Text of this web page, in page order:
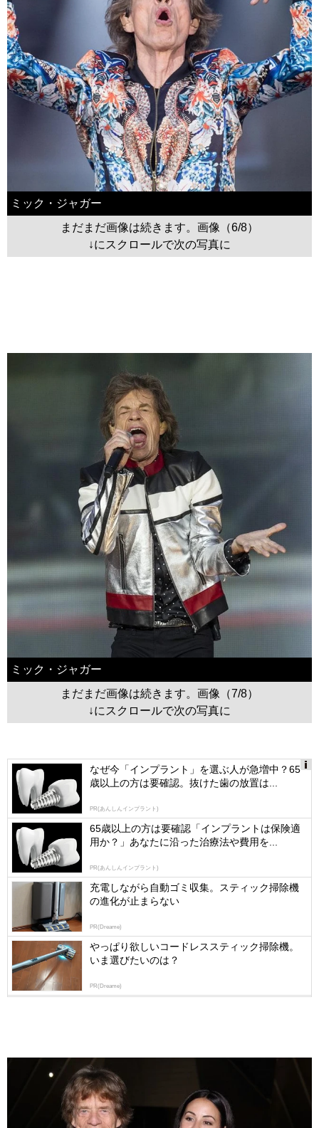
ミック・ジャガー
まだまだ画像は続きます。画像（6/8）
↓にスクロールで次の写真に
ミック・ジャガー
まだまだ画像は続きます。画像（7/8）
↓にスクロールで次の写真に
logly
なぜ今「インプラント」を選ぶ人が急増中？65
歳以上の方は要確認。抜けた歯の放置は...
PR(あんしんインプラント)
65歳以上の方は要確認「インプラントは保険適
用か？」あなたに沿った治療法や費用を...
PR(あんしんインプラント)
充電しながら自動ゴミ収集。スティック掃除機
の進化が止まらない
PR(Dreame)
やっぱり欲しいコードレススティック掃除機。
いま選びたいのは？
PR(Dreame)